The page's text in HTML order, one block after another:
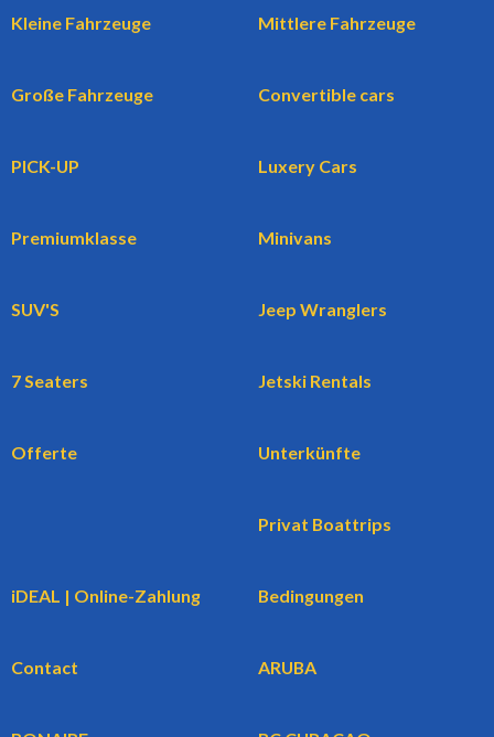
Kleine Fahrzeuge Mittlere Fahrzeuge
Große Fahrzeuge Convertible cars
PICK-UP Luxery Cars
Premiumklasse Minivans
SUV'S Jeep Wranglers
7 Seaters Jetski Rentals
Offerte Unterkünfte
Privat Boattrips
iDEAL | Online-Zahlung Bedingungen
Contact ARUBA